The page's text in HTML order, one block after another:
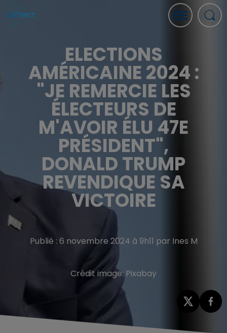
ELECTIONS
AMÉRICAINE 2024 :
"JE REMERCIE LES
ÉLECTEURS DE
M'AVOIR ÉLU 47E
PRÉSIDENT",
DONALD TRUMP
REVENDIQUE SA
VICTOIRE
Publié : 6 novembre 2024 à 9h11 par Ines M
Crédit image: Pixabay